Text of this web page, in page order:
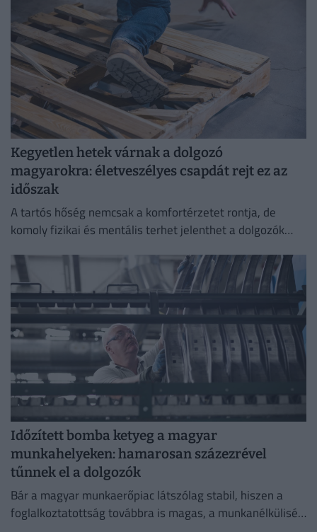
Kegyetlen hetek várnak a dolgozó
magyarokra: életveszélyes csapdát rejt ez az
időszak
A tartós hőség nemcsak a komfortérzetet rontja, de
komoly fizikai és mentális terhet jelenthet a dolgozók
Időzített bomba ketyeg a magyar
munkahelyeken: hamarosan százezrével
tűnnek el a dolgozók
Bár a magyar munkaerőpiac látszólag stabil, hiszen a
foglalkoztatottság továbbra is magas, a munkanélküliség